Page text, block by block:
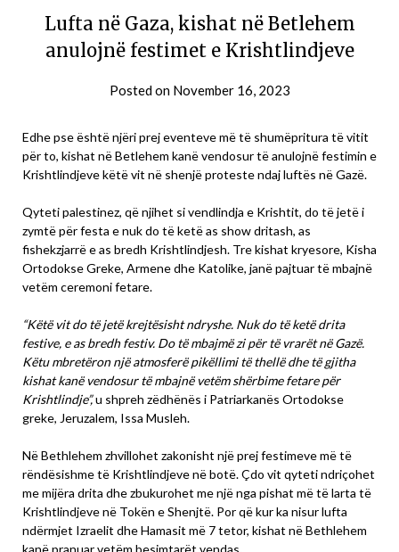
Lufta në Gaza, kishat në Betlehem
anulojnë festimet e Krishtlindjeve
Posted on November 16, 2023
Edhe pse është njëri prej eventeve më të shumëpritura të vitit
për to, kishat në Betlehem kanë vendosur të anulojnë festimin e
Krishtlindjeve këtë vit në shenjë proteste ndaj luftës në Gazë.
Qyteti palestinez, që njihet si vendlindja e Krishtit, do të jetë i
zymtë për festa e nuk do të ketë as show dritash, as
fishekzjarrë e as bredh Krishtlindjesh. Tre kishat kryesore, Kisha
Ortodokse Greke, Armene dhe Katolike, janë pajtuar të mbajnë
vetëm ceremoni fetare.
“Këtë vit do të jetë krejtësisht ndryshe. Nuk do të ketë drita
festive, e as bredh festiv. Do të mbajmë zi për të vrarët në Gazë.
Këtu mbretëron një atmosferë pikëllimi të thellë dhe të gjitha
kishat kanë vendosur të mbajnë vetëm shërbime fetare për
Krishtlindje”,u shpreh zëdhënës i Patriarkanës Ortodokse
greke, Jeruzalem, Issa Musleh.
Në Bethlehem zhvillohet zakonisht një prej festimeve më të
rëndësishme të Krishtlindjeve në botë. Çdo vit qyteti ndriçohet
me mijëra drita dhe zbukurohet me një nga pishat më të larta të
Krishtlindjeve në Tokën e Shenjtë. Por që kur ka nisur lufta
ndërmjet Izraelit dhe Hamasit më 7 tetor, kishat në Bethlehem